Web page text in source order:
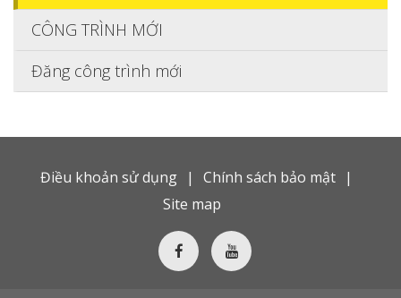
CÔNG TRÌNH MỚI
Đăng công trình mới
Điều khoản sử dụng
Chính sách bảo mật
Site map